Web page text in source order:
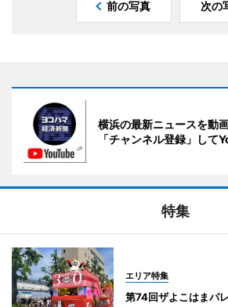
前の写真 次の
横浜の最新ニュースを動
「チャンネル登録」して
特集
エリア特集
第74回ザよこはま